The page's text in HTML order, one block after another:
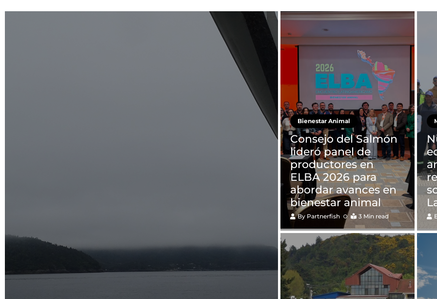
Bienestar Animal
Consejo del Salmón
lideró panel de
productores en
ELBA 2026 para
abordar avances en
bienestar animal
By Partnerfish 3 Min read